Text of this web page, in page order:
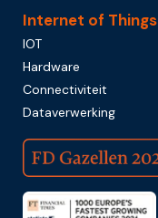
Internet of Things
IOT
Hardware
Connectiviteit
Dataverwerking